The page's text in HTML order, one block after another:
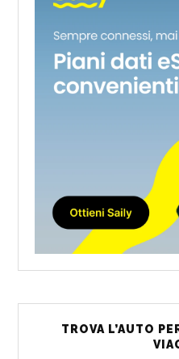
TROVA L’AUTO